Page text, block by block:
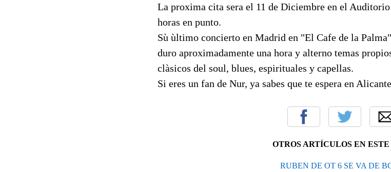
La proxima cita sera el 11 de Diciembre en el
horas en punto.
Sù ùltimo concierto en Madrid en "El Cafe de la
duro aproximadamente una hora y alterno temas
clàsicos del soul, blues, espirituales y capellas.
Si eres un fan de Nur, ya sabes que te espera en
OTROS ARTÍCULOS EN
RUBEN DE OT 6 SE VA DE